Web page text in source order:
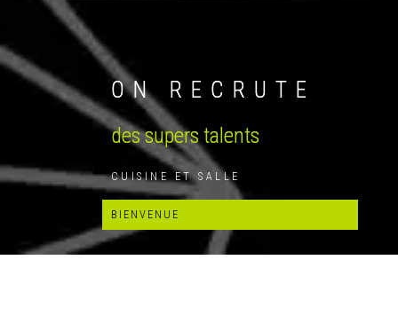
ON RECRUTE
des supers talents
CUISINE ET SALLE
BIENVENUE